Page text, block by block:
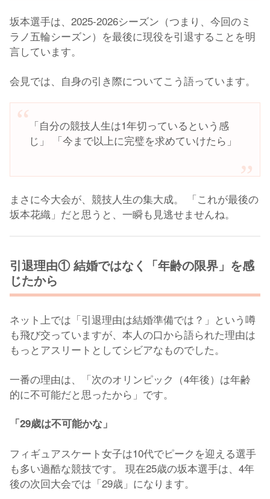
坂本選手は、2025-2026シーズン（つまり、今回のミ
ラノ五輪シーズン）を最後に現役を引退することを明
言しています。
会見では、自身の引き際についてこう語っています。
「自分の競技人生は1年切っているという感
じ」 「今まで以上に完璧を求めていけたら」
まさに今大会が、競技人生の集大成。 「これが最後の
坂本花織」だと思うと、一瞬も見逃せませんね。
引退理由① 結婚ではなく「年齢の限界」を感
じたから
ネット上では「引退理由は結婚準備では？」という噂
も飛び交っていますが、本人の口から語られた理由は
もっとアスリートとしてシビアなものでした。
一番の理由は、「次のオリンピック（4年後）は年齢
的に不可能だと思ったから」です。
「29歳は不可能かな」
フィギュアスケート女子は10代でピークを迎える選手
も多い過酷な競技です。 現在25歳の坂本選手は、4年
後の次回大会では「29歳」になります。